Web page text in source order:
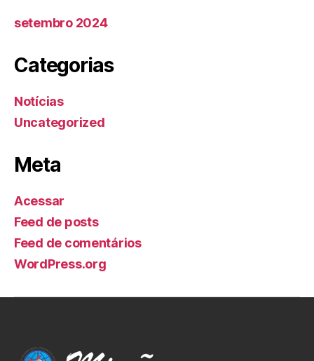
setembro 2024
Categorias
Notícias
Uncategorized
Meta
Acessar
Feed de posts
Feed de comentários
WordPress.org